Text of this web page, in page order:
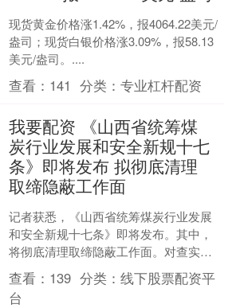
现货黄金价格涨1.42%，报4064.22美元/
盎司；现货白银价格涨3.09%，报58.13
美元/盎司。....
查看： 141 分类：专业杠杆配资
我要配资 《山西省统筹煤
炭行业发展和安全新规十七
条》即将发布 拟彻底清理
取缔隐蔽工作面
记者获悉，《山西省统筹煤炭行业发展
和安全新规十七条》即将发布。其中，
将彻底清理取缔隐蔽工作面。对查实隐
藏采掘点、“阴阳图纸”等行为，责令煤矿
停产整顿、撤出井下隐....
查看： 139 分类：线下股票配资平
台